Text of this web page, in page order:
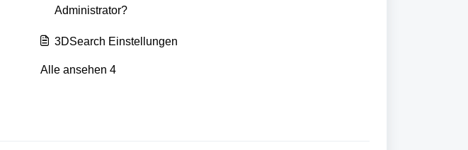
Administrator?
3DSearch Einstellungen
Alle ansehen 4